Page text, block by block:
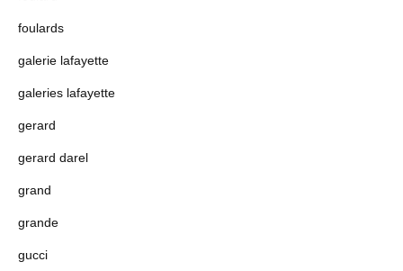
foulards
galerie lafayette
galeries lafayette
gerard
gerard darel
grand
grande
gucci